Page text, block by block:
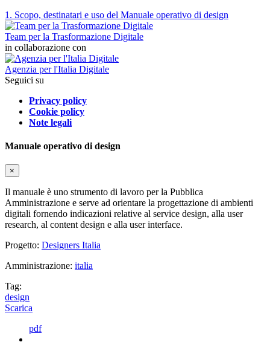
1. Scopo, destinatari e uso del Manuale operativo di design
Team per la Trasformazione Digitale
in collaborazione con
Agenzia per l'Italia Digitale
Seguici su
Privacy policy
Cookie policy
Note legali
Manuale operativo di design
×
Il manuale è uno strumento di lavoro per la Pubblica
Amministrazione e serve ad orientare la progettazione di ambienti
digitali fornendo indicazioni relative al service design, alla user
research, al content design e alla user interface.
Progetto: Designers Italia
Amministrazione: italia
Tag:
design
Scarica
pdf